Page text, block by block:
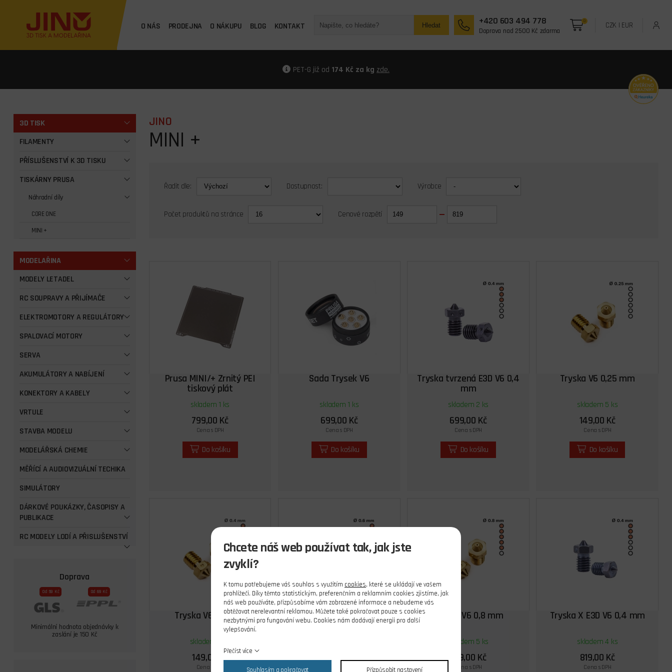
O NÁS PRODEJNA O NÁKUPU BLOG KONTAKT Hledat +420 603 494 778
Doprava nad 2500 Kč zdarma
0 CZK | EUR
PET-G již od 174 Kč za kg zde.
3D TISK
FILAMENTY
PŘÍSLUŠENSTVÍ K 3D TISKU
TISKÁRNY PRUSA
Náhradní díly
CORE ONE
MINI +
MODELAŘINA
MODELY LETADEL
RC SOUPRAVY A PŘIJÍMAČE
ELEKTROMOTORY A REGULÁTORY
SPALOVACÍ MOTORY
SERVA
AKUMULÁTORY A NABÍJENÍ
KONEKTORY A KABELY
VRTULE
STAVBA MODELU
MODELÁŘSKÁ CHEMIE
MĚŘÍCÍ A AUDIOVIZUÁLNÍ TECHIKA
SIMULÁTORY
DÁRKOVÉ POUKÁZKY, ČASOPISY A
PUBLIKACE
RC MODELY LODÍ A PŘISLUŠENSTVÍ
Doprava
Od 59 Kč Od 69 Kč
Minimální hodnota objednávky k
zaslání je 150 Kč
JINO
MINI +
Řadit dle: Dostupnost: Výrobce
Počet produktů na stránce Cenové rozpětí
Prusa MINI/+ Zrnitý PEI
tiskový plát
skladem 1 ks
799,00 Kč
Cena s DPH
Do košíku
Sada Trysek V6
skladem 1 ks
699,00 Kč
Cena s DPH
Do košíku
Tryska tvrzená E3D V6 0,4
mm
skladem 2 ks
699,00 Kč
Cena s DPH
Do košíku
Tryska V6 0,25 mm
skladem 5 ks
149,00 Kč
Cena s DPH
Do košíku
Tryska V6 0,4 mm
skladem 6 ks
149,00 Kč
Cena s DPH
Tryska V6 0,6 mm
149,00 Kč
Tryska V6 0,8 mm
skladem 5 ks
149,00 Kč
Cena s DPH
Tryska X E3D V6 0,4 mm
skladem 4 ks
819,00 Kč
Cena s DPH
Chcete náš web používat tak, jak jste
zvyklí?
K tomu potřebujeme váš souhlas s využitím cookies, které se ukládají ve vašem
prohlížeči. Díky těmto statistickým, preferenčním a reklamním cookies zjistíme, jak
náš web používáte, přizpůsobíme vám zobrazené informace a nebudeme vás
obtěžovat nerelevantní reklamou. Můžete také pokračovat pouze s cookies
nezbytnými pro fungování webu. Cookies nám dodávají energii pro další
vylepšování.
Přečíst více
Souhlasím a pokračovat Přizpůsobit nastavení